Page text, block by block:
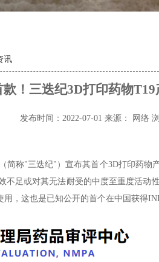
讯
款！三迭纪3D打印药物
发布时间：2022-07-01 来源： 网络
简称"三迭纪"）宣布其首个3D打印药物
不足或对其无法耐受的中度至重度活
，这也是已知公开的首个在中国获得